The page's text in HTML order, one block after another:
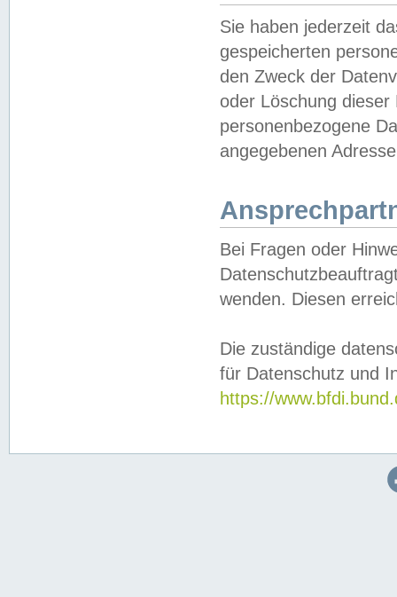
Sie haben jederzeit
gespeicherten
den Zweck der
oder Löschung
personenbezogene
angegebenen
Bei Fragen oder
wenden. Diesen
Die zuständige
für Datenschutz und
https://